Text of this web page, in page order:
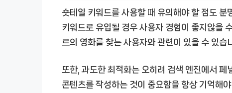
숏테일 키워드를 사용할 때 유의해야 할 점도
키워드로 유입될 경우 사용자 경험이 좋지않을
르의 영화를 찾는 사용자와 관련이 있을 수 있습
또한, 과도한 최적화는 오히려 검색 엔진에서
콘텐츠를 작성하는 것이 중요함을 항상 기억해